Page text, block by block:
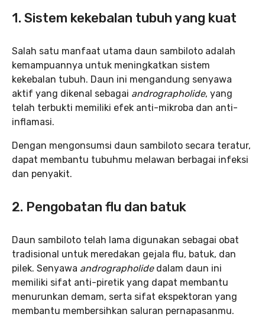
1. Sistem kekebalan tubuh yang kuat
Salah satu manfaat utama daun sambiloto adalah
kemampuannya untuk meningkatkan sistem
kekebalan tubuh. Daun ini mengandung senyawa
aktif yang dikenal sebagai andrographolide, yang
telah terbukti memiliki efek anti-mikroba dan anti-
inflamasi.
Dengan mengonsumsi daun sambiloto secara teratur,
dapat membantu tubuhmu melawan berbagai infeksi
dan penyakit.
2. Pengobatan flu dan batuk
Daun sambiloto telah lama digunakan sebagai obat
tradisional untuk meredakan gejala flu, batuk, dan
pilek. Senyawa andrographolidedalam daun ini
memiliki sifat anti-piretik yang dapat membantu
menurunkan demam, serta sifat ekspektoran yang
membantu membersihkan saluran pernapasanmu.